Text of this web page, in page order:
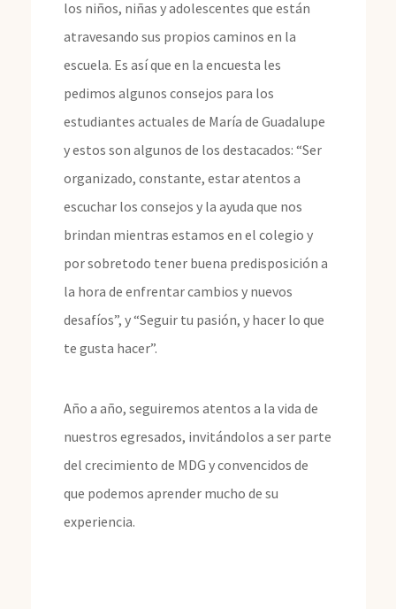
los niños, niñas y adolescentes que están
atravesando sus propios caminos en la
escuela. Es así que en la encuesta les
pedimos algunos consejos para los
estudiantes actuales de María de Guadalupe
y estos son algunos de los destacados: “Ser
organizado, constante, estar atentos a
escuchar los consejos y la ayuda que nos
brindan mientras estamos en el colegio y
por sobretodo tener buena predisposición a
la hora de enfrentar cambios y nuevos
desafíos”, y “Seguir tu pasión, y hacer lo que
te gusta hacer”.
Año a año, seguiremos atentos a la vida de
nuestros egresados, invitándolos a ser parte
del crecimiento de MDG y convencidos de
que podemos aprender mucho de su
experiencia.